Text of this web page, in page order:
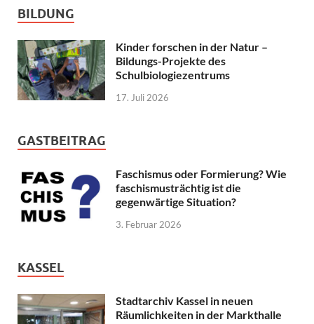
BILDUNG
Kinder forschen in der Natur –
Bildungs-Projekte des
Schulbiologiezentrums
17. Juli 2026
GASTBEITRAG
Faschismus oder Formierung? Wie
faschismusträchtig ist die
gegenwärtige Situation?
3. Februar 2026
KASSEL
Stadtarchiv Kassel in neuen
Räumlichkeiten in der Markthalle